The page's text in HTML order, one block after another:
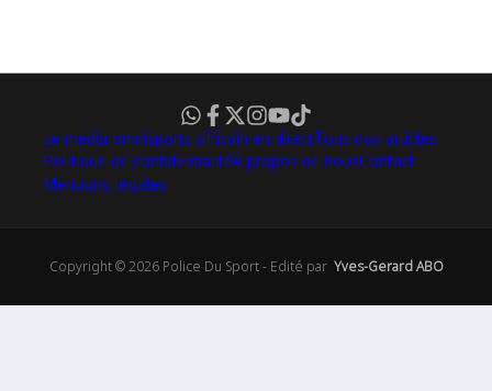
Le média omnisports africain en directTous nos articles
Politique de confidentialitéÀ propos de nousContact
Mentions légales
Copyright © 2026 Police Du Sport - Edité par Yves-Gerard ABO